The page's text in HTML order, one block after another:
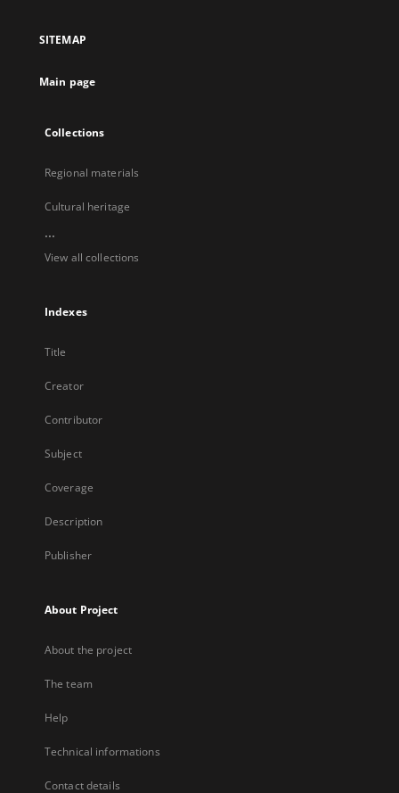
newnewnew
SITEMAP
Main page
Collections
Regional materials
Cultural heritage
...
View all collections
Indexes
Title
Creator
Contributor
Subject
Coverage
Description
Publisher
About Project
About the project
The team
Help
Technical informations
Contact details